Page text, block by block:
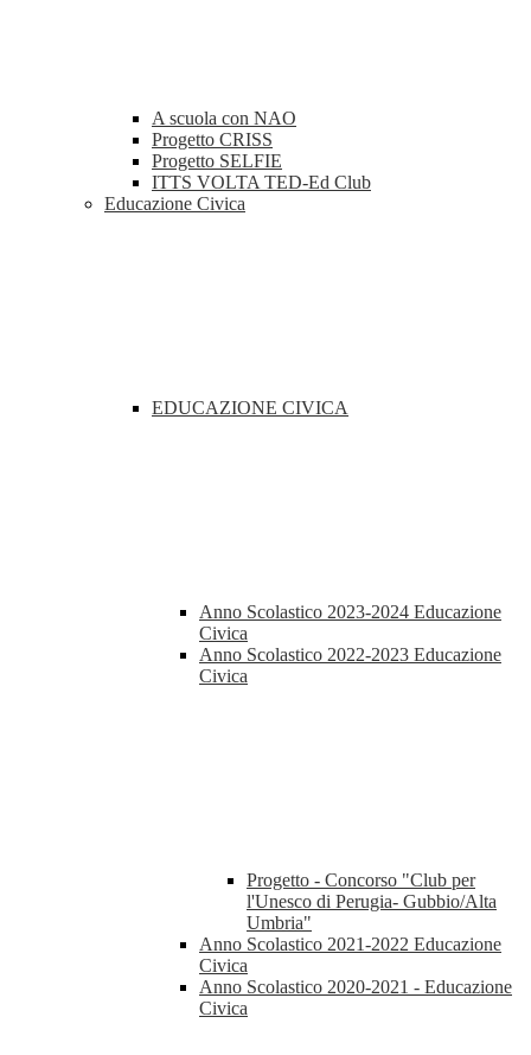
A scuola con NAO
Progetto CRISS
Progetto SELFIE
ITTS VOLTA TED-Ed Club
Educazione Civica
EDUCAZIONE CIVICA
Anno Scolastico 2023-2024 Educazione
Civica
Anno Scolastico 2022-2023 Educazione
Civica
Progetto - Concorso "Club per
l'Unesco di Perugia- Gubbio/Alta
Umbria"
Anno Scolastico 2021-2022 Educazione
Civica
Anno Scolastico 2020-2021 - Educazione
Civica